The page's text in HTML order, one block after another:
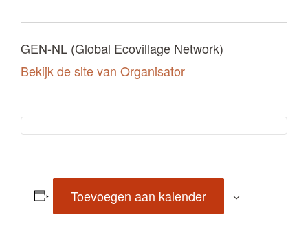
GEN-NL (Global Ecovillage Network)
Bekijk de site van Organisator
Toevoegen aan kalender